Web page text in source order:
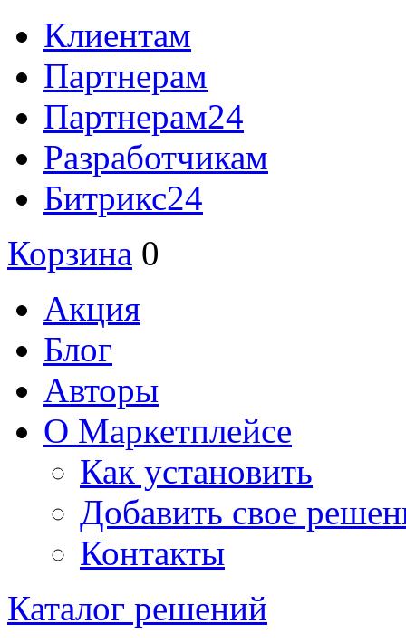
Клиентам
Партнерам
Партнерам24
Разработчикам
Битрикс24
Корзина 0
Акция
Блог
Авторы
О Маркетплейсе
Как установить
Добавить свое
Контакты
Каталог решений